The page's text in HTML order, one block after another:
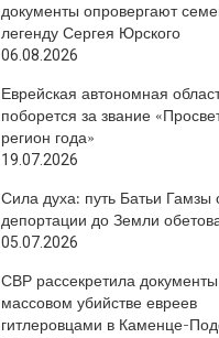
документы опровергают
легенду Сергея Юрского
06.08.2026
Еврейская автономная
поборется за звание
регион года»
19.07.2026
Сила духа: путь Батьи Гамзы
депортации до Земли
05.07.2026
СВР рассекретила
массовом убийстве евреев
гитлеровцами в Каменце-